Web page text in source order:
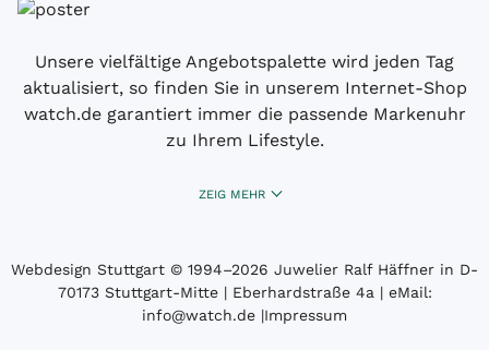
Unsere vielfältige Angebotspalette wird jeden Tag
aktualisiert, so finden Sie in unserem Internet-Shop
watch.de garantiert immer die passende Markenuhr
zu Ihrem Lifestyle.
ZEIG MEHR
Webdesign Stuttgart © 1994­–2026 Juwelier Ralf Häffner in D-
70173 Stuttgart-Mitte | Eberhardstraße 4a | eMail:
info@watch.de |Impressum